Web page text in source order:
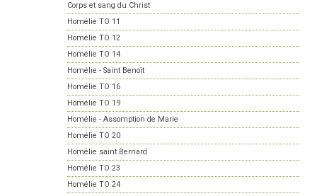
Corps et sang du Christ
Homélie TO 11
Homélie TO 12
Homélie TO 14
Homélie - Saint Benoît
Homélie TO 16
Homélie TO 19
Homélie - Assomption de Marie
Homélie TO 20
Homélie saint Bernard
Homélie TO 23
Homélie TO 24